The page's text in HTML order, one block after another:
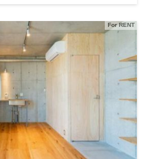
For RENT